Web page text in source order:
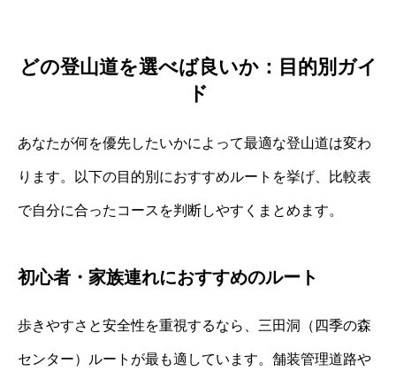
どの登山道を選べば良いか：目的別ガイ
ド
あなたが何を優先したいかによって最適な登山道は変わ
ります。以下の目的別におすすめルートを挙げ、比較表
で自分に合ったコースを判断しやすくまとめます。
初心者・家族連れにおすすめのルート
歩きやすさと安全性を重視するなら、三田洞（四季の森
センター）ルートが最も適しています。舗装管理道路や